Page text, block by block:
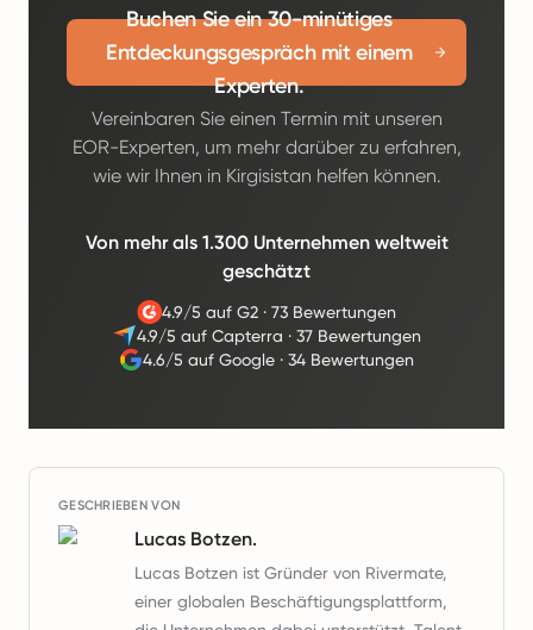
Buchen Sie ein 30-minütiges
Entdeckungsgespräch mit einem
Experten.
Vereinbaren Sie einen Termin mit unseren
EOR-Experten, um mehr darüber zu erfahren,
wie wir Ihnen in Kirgisistan helfen können.
Von mehr als 1.300 Unternehmen weltweit
geschätzt
4.9/5 auf G2· 73 Bewertungen
4.9/5 auf Capterra · 37 Bewertungen
4.6/5 auf Google ·34 Bewertungen
GESCHRIEBEN VON
Lucas Botzen.
Lucas Botzen ist Gründer von Rivermate,
einer globalen Beschäftigungsplattform,